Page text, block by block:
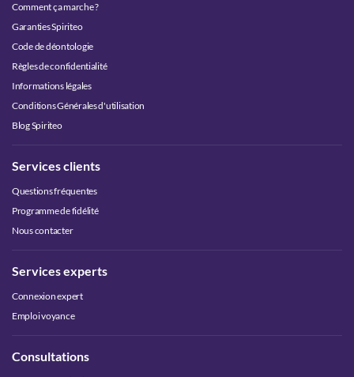
Comment ça marche ?
Garanties Spiriteo
Code de déontologie
Règles de confidentialité
Informations légales
Conditions Générales d'utilisation
Blog Spiriteo
Services clients
Questions fréquentes
Programme de fidélité
Nous contacter
Services experts
Connexion expert
Emploi voyance
Consultations